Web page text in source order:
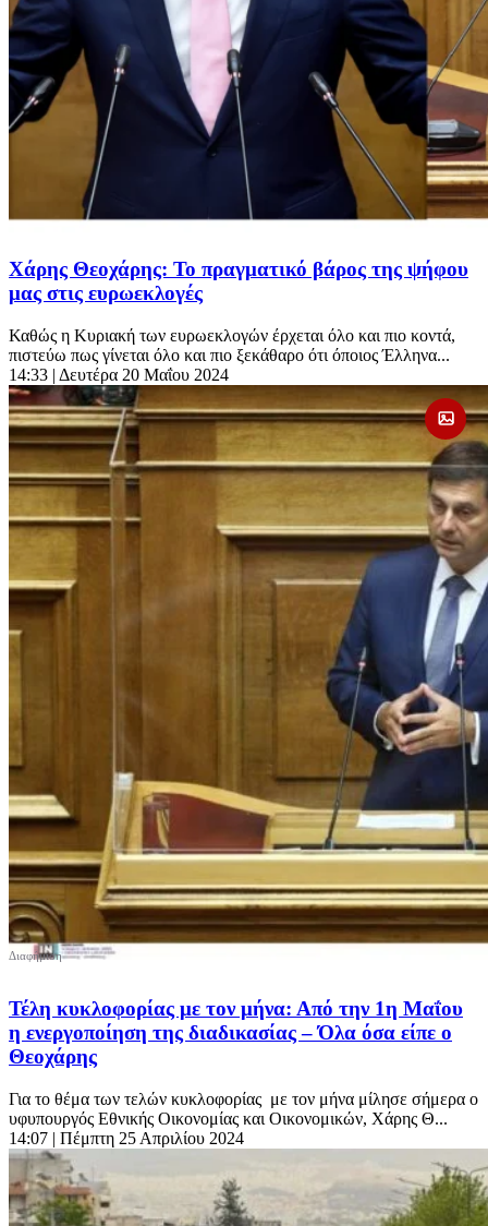
Χάρης Θεοχάρης: Το πραγματικό βάρος της ψήφου
μας στις ευρωεκλογές
Καθώς η Κυριακή των ευρωεκλογών έρχεται όλο και πιο κοντά,
πιστεύω πως γίνεται όλο και πιο ξεκάθαρο ότι όποιος Έλληνα...
14:33 | Δευτέρα 20 Μαΐου 2024
Τέλη κυκλοφορίας με τον μήνα: Από την 1η Μαΐου
η ενεργοποίηση της διαδικασίας – Όλα όσα είπε ο
Θεοχάρης
Για το θέμα των τελών κυκλοφορίας με τον μήνα μίλησε σήμερα ο
υφυπουργός Εθνικής Οικονομίας και Οικονομικών, Χάρης Θ...
14:07 | Πέμπτη 25 Απριλίου 2024